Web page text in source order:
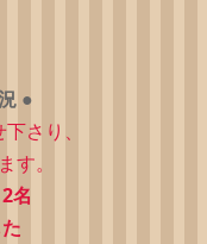
●
さり、
す。
名